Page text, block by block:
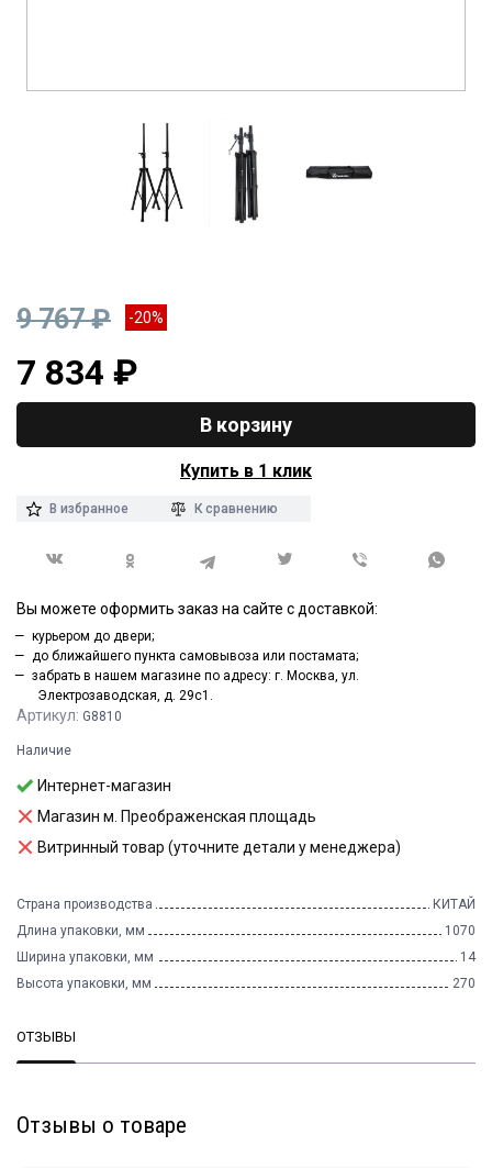
Артикул: G8810
Наличие
Интернет-магазин
Магазин м. Преображенская площадь
Витринный товар (уточните детали у менеджера)
Страна производства
КИТАЙ
Длина упаковки, мм
1070
Ширина упаковки, мм
14
Высота упаковки, мм
270
9 767 ₽ -20%
7 834 ₽
В корзину
Купить в 1 клик
В избранное К сравнению
Вы можете оформить заказ на сайте с доставкой:
курьером до двери;
до ближайшего пункта самовывоза или постамата;
забрать в нашем магазине по адресу: г. Москва, ул.
Электрозаводская, д. 29с1.
ОТЗЫВЫ
Отзывы о товаре